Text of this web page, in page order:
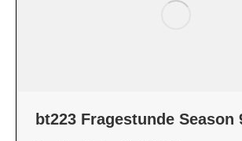
bt223 Fragestunde Season